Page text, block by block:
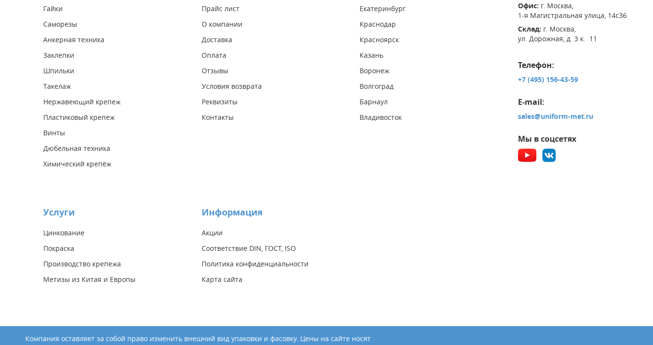
Гайки
Саморезы
Анкерная техника
Заклепки
Шпильки
Такелаж
Нержавеющий крепеж
Пластиковый крепеж
Винты
Дюбельная техника
Химический крепёж
Услуги
Цинкование
Покраска
Производство крепежа
Метизы из Китая и Европы
Прайс лист
О компании
Доставка
Оплата
Отзывы
Условия возврата
Реквизиты
Контакты
Информация
Акции
Соответствие DIN, ГОСТ, ISO
Политика конфиденциальности
Карта сайта
Екатеринбург
Краснодар
Красноярск
Казань
Воронеж
Волгоград
Барнаул
Владивосток
Офис: г. Москва,
1-я Магистральная улица, 14с36
Склад: г. Москва,
ул. Дорожная, д. 3 к. 11
Телефон:
+7 (495) 156-43-59
E-mail:
sales@uniform-met.ru
Мы в соцсетях
Компания оставляет за собой право изменить внешний вид упаковки и фасовку. Цены на сайте носят